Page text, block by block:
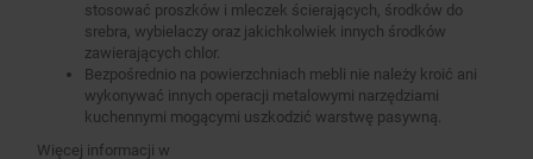
stosować proszków i mleczek ścierających, środków do
srebra, wybielaczy oraz jakichkolwiek innych środków
zawierających chlor.
Bezpośrednio na powierzchniach mebli nie należy kroić ani
wykonywać innych operacji metalowymi narzędziami
kuchennymi mogącymi uszkodzić warstwę pasywną.
Więcej informacji w